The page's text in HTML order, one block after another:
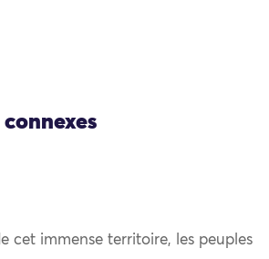
cet immense territoire, les peuples